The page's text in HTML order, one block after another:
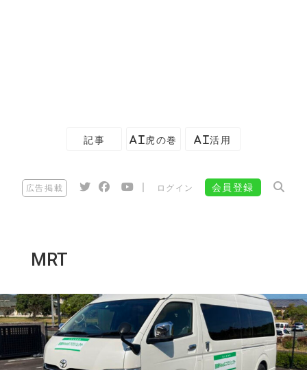
記事 AI虎の巻 AI活用
広告掲載 ログイン 会員登録
MRT